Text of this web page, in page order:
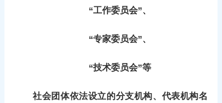
“工作委员会”、
“专家委员会”、
“技术委员会”等
社会团体依法设立的分支机构、代表机构名